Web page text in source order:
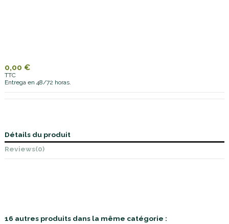
0,00 €
TTC
Entrega en 48/72 horas.
Détails du produit
Reviews(0)
16 autres produits dans la même catégorie :